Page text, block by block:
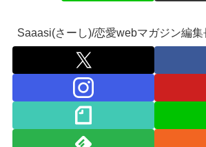
Saaasi(さーし)/恋愛webマガジン編